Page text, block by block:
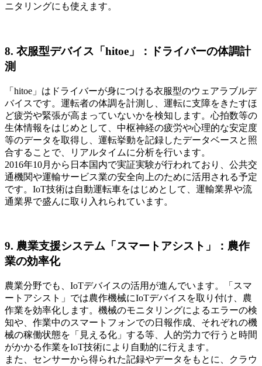
ニタリングにも使えます。
8. 衣服型デバイス「hitoe」：ドライバーの体調計
測
「hitoe」はドライバーが身につける衣服型のウェアラブルデ
バイスです。運転者の体調を計測し、運転に支障をきたすほ
ど疲労や緊張が高まっていないかを検知します。心拍数等の
生体情報をはじめとして、中枢神経の疲労や心理的な安定度
等のデータを取得し、運転挙動を記録したデータベースと照
合することで、リアルタイムに分析を行います。
2016年10月から日本国内で実証実験が行われており、公共交
通機関や運輸サービス業の安全向上のために活用される予定
です。IoT技術は自動運転車をはじめとして、運輸業界や流
通業界で盛んに取り入れられています。
9. 農業支援システム「スマートアシスト」：農作
業の効率化
農業分野でも、IoTデバイスの活用が進んでいます。「スマ
ートアシスト」では農作機械にIoTデバイスを取り付け、農
作業を効率化します。機械のモニタリングによるエラーの検
知や、作業中のスマートフォンでの日報作成、それぞれの機
械の稼働状態を「見える化」する等、人的労力で行うと時間
がかかる作業をIoT技術により自動的に行えます。
また、センサーから得られた記録やデータをもとに、クラウ